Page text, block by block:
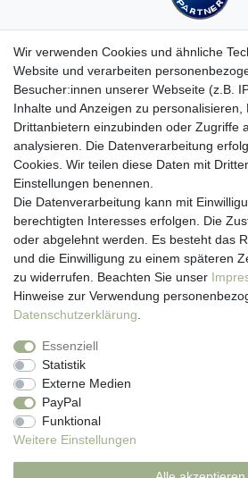
Kundenservice
Hotline: 07452 - 847 162 0
Kontakt
Anmelden
Registrieren
Newsletter
Versand & Lieferung
Zahlungsarten
viasalutis
Mehr zu viasalutis
Beratungscenter Haut
News
Beliebte Produkte (Top 20)
Wir verwenden Cookies und ähnliche
Website und verarbeiten
Besucher:innen unserer Webseite (z.B.
Inhalte und Anzeigen zu personalisieren,
Drittanbietern einzubinden oder Zugriffe
analysieren. Die Datenverarbeitung
Cookies. Wir teilen diese Daten mit
Einstellungen benennen.
Die Datenverarbeitung kann mit
berechtigten Interesses erfolgen. Die
oder abgelehnt werden. Es besteht das
und die Einwilligung zu einem späteren
zu widerrufen. Beachten Sie unser
Hinweise zur Verwendung
Daten­schutz­erklärung
Essenziell
Statistik
Externe Medien
PayPal
Funktional
Weitere Einstellungen
Impressum